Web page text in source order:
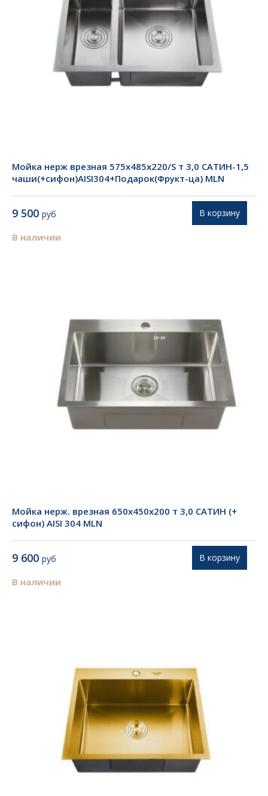
Мойка нерж врезная 575х485х220/S т 3,0 САТИН-1,5
чаши(+сифон)AISI304+Подарок(Фрукт-ца) MLN
9 500 руб
В наличии
В корзину
Мойка нерж. врезная 650х450х200 т 3,0 САТИН (+
сифон) AISI 304 MLN
9 600 руб
В наличии
В корзину